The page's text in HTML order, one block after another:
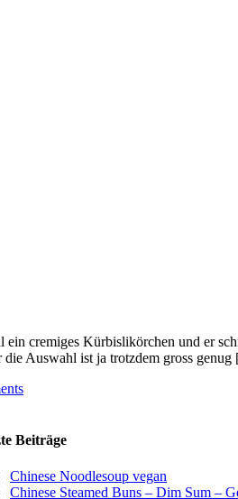
cremiges Kürbislikörchen und er
Auswahl ist ja trotzdem gross genug
Beiträge
Chinese Noodlesoup vegan
Chinese Steamed Buns – Dim Sum –